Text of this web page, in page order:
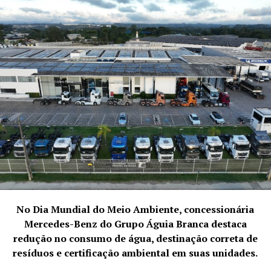
Utilize Transporte Alternativo:Prefira transporte
público, carona compartilhada ou meios de
transporte mais econômicos.
Onde Guardar o Dinheiro Economizado?
Invista o dinheiro economizado em opções de baixo risco
e alta liquidez, como CDBs, Tesouro Direto ou Fundos de
Renda Fixa. Esses investimentos permitem que seu
dinheiro renda mais do que na poupança, sem
comprometer a segurança.
Investir para Viajar:
Tesouro Selic ou Fundos DI, que oferecem liquidez
e segurança.
Acumule Pontos ou Milhas: Utilize um cartão de
crédito que acumule pontos ou milhas e centralize
No Dia Mundial do Meio Ambiente, concessionária
Mercedes-Benz do Grupo Águia Branca destaca
redução no consumo de água, destinação correta de
resíduos e certificação ambiental em suas unidades.